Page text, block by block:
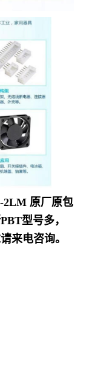
2LM 原厂原包
型号多，
来电咨询。